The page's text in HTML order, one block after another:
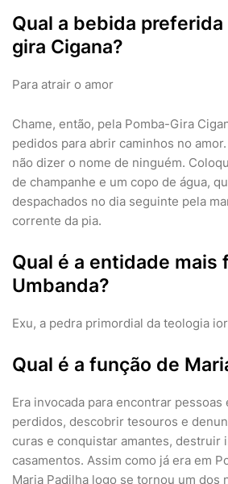
Qual a bebida
gira Cigana?
Para atrair o amor
Chame, então, pela Pomba-Gira
pedidos para abrir caminhos no
não dizer o nome de ninguém.
de champanhe e um copo de água,
despachados no dia seguinte pela
corrente da pia.
Qual é a entidade mais
Umbanda?
Exu, a pedra primordial da teologia
Qual é a função de
Era invocada para encontrar
perdidos, descobrir tesouros e
curas e conquistar amantes, destruir
casamentos. Assim como já era em
Maria Padilha logo se tornou um dos